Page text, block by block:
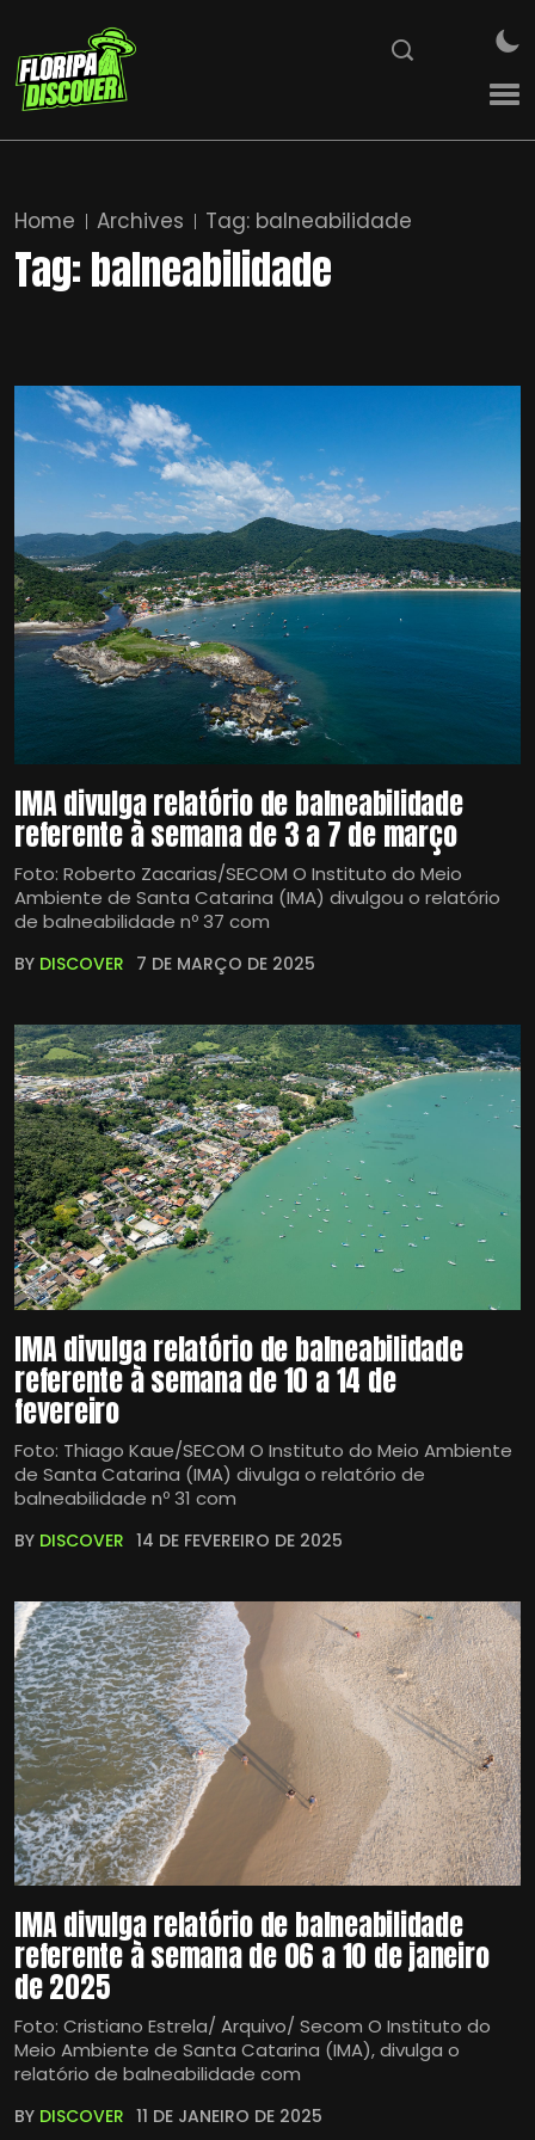
Home Archives Tag: balneabilidade
Tag:balneabilidade
IMA divulga relatório de balneabilidade
referente à semana de 3 a 7 de março
Foto: Roberto Zacarias/SECOM O Instituto do Meio
Ambiente de Santa Catarina (IMA) divulgou o relatório
de balneabilidade nº 37 com
BY DISCOVER 7 DE MARÇO DE 2025
IMA divulga relatório de balneabilidade
referente à semana de 10 a 14 de
fevereiro
Foto: Thiago Kaue/SECOM O Instituto do Meio Ambiente
de Santa Catarina (IMA) divulga o relatório de
balneabilidade nº 31 com
BY DISCOVER 14 DE FEVEREIRO DE 2025
IMA divulga relatório de balneabilidade
referente à semana de 06 a 10 de janeiro
de 2025
Foto: Cristiano Estrela/ Arquivo/ Secom O Instituto do
Meio Ambiente de Santa Catarina (IMA), divulga o
relatório de balneabilidade com
BY DISCOVER 11 DE JANEIRO DE 2025